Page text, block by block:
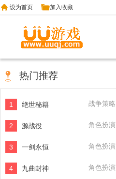
设为首页 加入收藏
热门推荐
战争策略
1 绝世秘籍
角色扮演
2 源战役
角色扮演
3 一剑永恒
角色扮演
4 九曲封神